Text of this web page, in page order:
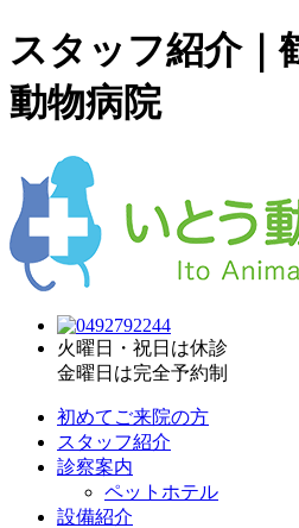
スタッフ紹介｜
動物病院
火曜日・祝日は休診
金曜日は完全予約制
初めてご来院の方
スタッフ紹介
診察案内
ペットホテル
設備紹介